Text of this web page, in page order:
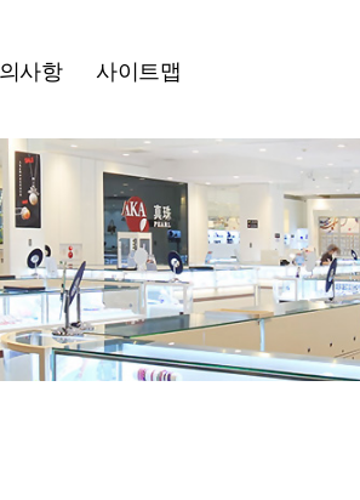
사항 사이트맵